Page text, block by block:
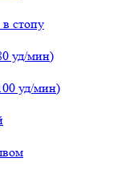
стопу
уд/мин)
уд/мин)